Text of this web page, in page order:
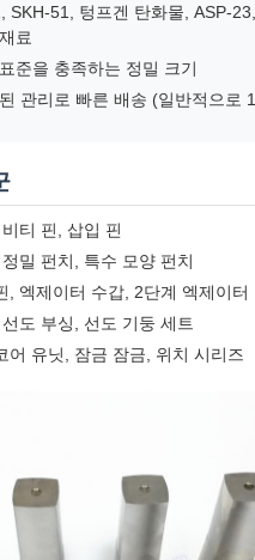
SKH-51, 텅프겐 탄화물, ASP-
료
준을 충족하는 정밀 크기
관리로 빠른 배송 (일반적으로
티 핀, 삽입 핀
밀 펀치, 특수 모양 펀치
, 엑제이터 수갑, 2단계 엑제이터
도 부싱, 선도 기둥 세트
어 유닛, 잠금 잠금, 위치 시리즈